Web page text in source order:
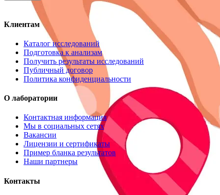
Клиентам
Каталог исследований
Подготовка к анализам
Получить результаты исследований
Публичный договор
Политика конфиденциальности
О лаборатории
Контактная информация
Мы в социальных сетях
Вакансии
Лицензии и сертификаты
Пример бланка результатов
Наши партнеры
Контакты